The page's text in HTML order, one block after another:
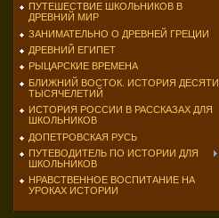
ПУТЕШЕСТВИЕ ШКОЛЬНИКОВ В
ДРЕВНИЙ МИР
ЗАНИМАТЕЛЬНО О ДРЕВНЕЙ ГРЕЦИИ
ДРЕВНИЙ ЕГИПЕТ
РЫЦАРСКИЕ ВРЕМЕНА
БЛИЖНИЙ ВОСТОК. ИСТОРИЯ ДЕСЯТИ
ТЫСЯЧЕЛЕТИЙ
ИСТОРИЯ РОССИИ В РАССКАЗАХ ДЛЯ
ШКОЛЬНИКОВ
ДОПЕТРОВСКАЯ РУСЬ
ПУТЕВОДИТЕЛЬ ПО ИСТОРИИ ДЛЯ
ШКОЛЬНИКОВ
НРАВСТВЕННОЕ ВОСПИТАНИЕ НА
УРОКАХ ИСТОРИИ